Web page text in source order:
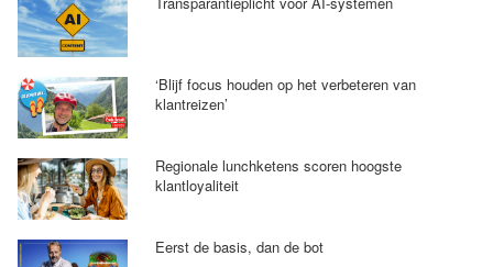
‘Blijf focus houden op het verbeteren van
klantreizen’
Regionale lunchketens scoren hoogste
klantloyaliteit
Eerst de basis, dan de bot